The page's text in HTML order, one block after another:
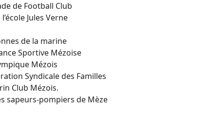
de Football Club
Jules Verne
de la marine
Sportive Mézoise
Mézois
Syndicale des Familles
Club Mézois.
sapeurs-pompiers de Mèze